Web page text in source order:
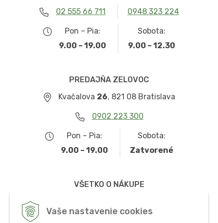
Vaše nastavenie cookies
02 555 66 711 0948 323 224
Pon – Pia:
9.00 – 19.00
Sobota:
9.00 – 12.30
PREDAJŇA ZELOVOC
Kvačalova 26, 821 08 Bratislava
0902 223 300
Pon – Pia:
9.00 – 19.00
Sobota:
Zatvorené
VŠETKO O NÁKUPE